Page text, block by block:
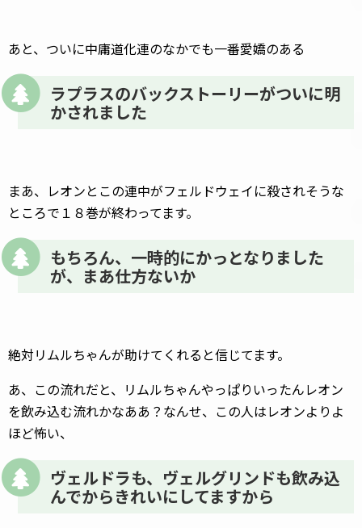
あと、ついに中庸道化連のなかでも一番愛嬌のある
ラプラスのバックストーリーがついに明
かされました
まあ、レオンとこの連中がフェルドウェイに殺されそうな
ところで１８巻が終わってます。
もちろん、一時的にかっとなりました
が、まあ仕方ないか
絶対リムルちゃんが助けてくれると信じてます。
あ、この流れだと、リムルちゃんやっぱりいったんレオン
を飲み込む流れかなああ？なんせ、この人はレオンよりよ
ほど怖い、
ヴェルドラも、ヴェルグリンドも飲み込
んでからきれいにしてますから